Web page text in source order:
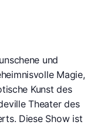
und
Magie,
Kunst des
Theater des
Diese Show ist